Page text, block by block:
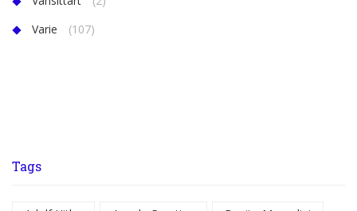
Varie
(107)
Tags